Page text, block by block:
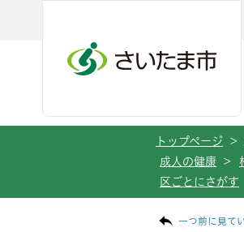
トップページ >
成人の健康
>
区ごとにさがす
一つ前に見て